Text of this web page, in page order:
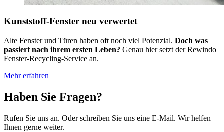
Kunststoff-Fenster neu verwertet
Alte Fenster und Türen haben oft noch viel Potenzial. Doch was
passiert nach ihrem ersten Leben? Genau hier setzt der Rewindo
Fenster-Recycling-Service an.
Mehr erfahren
Haben Sie Fragen?
Rufen Sie uns an. Oder schreiben Sie uns eine E-Mail. Wir helfen
Ihnen gerne weiter.